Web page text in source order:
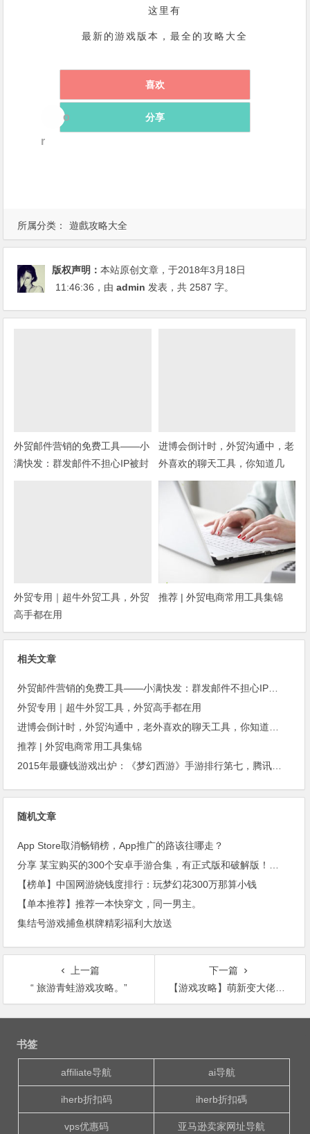
所属分类： 遊戲攻略大全
这里有
最新的游戏版本，最全的攻略大全
喜欢
分享
o
r
版权声明：本站原创文章，于2018年3月18日
11:46:36 ，由admin 发表，共 2587 字。
外贸邮件营销的免费工具——小
满快发：群发邮件不担心IP被封
进博会倒计时，外贸沟通中，老
外喜欢的聊天工具，你知道几
种？
外贸专用｜超牛外贸工具，外贸
高手都在用
推荐 | 外贸电商常用工具集锦
相关文章
外贸邮件营销的免费工具——小满快发：群发邮件不担心IP被封
外贸专用｜超牛外贸工具，外贸高手都在用
进博会倒计时，外贸沟通中，老外喜欢的聊天工具，你知道几种？
推荐 | 外贸电商常用工具集锦
2015年最赚钱游戏出炉：《梦幻西游》手游排行第七，腾讯总收入进前三
随机文章
App Store取消畅销榜，App推广的路该往哪走？
分享 某宝购买的300个安卓手游合集，有正式版和破解版！！！
【榜单】中国网游烧钱度排行：玩梦幻花300万那算小钱
【单本推荐】推荐一本快穿文，同一男主。
集结号游戏捕鱼棋牌精彩福利大放送
上一篇
“ 旅游青蛙游戏攻略。”
下一篇
【游戏攻略】萌新变大佬之路（二）
文
书签
affiliate导航 ai导航
iherb折扣码 iherb折扣碼
vps优惠码 亚马逊卖家网址导航